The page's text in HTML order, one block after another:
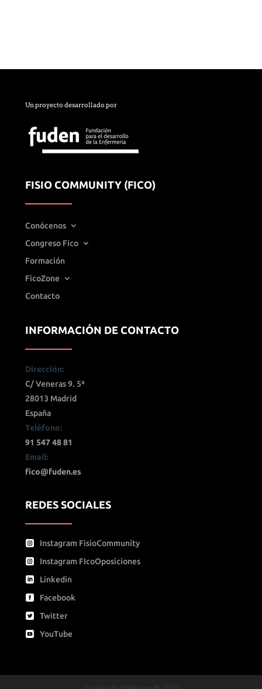
Un proyecto desarrollado por
FISIO COMMUNITY (FICO)
Conócenos
Congreso Fico
Formación
FicoZone
Contacto
INFORMACIÓN DE CONTACTO
Dirección:
C/ Veneras 9. 5ª
28013 Madrid
España
Teléfono:
91 547 48 81
Email:
fico@fuden.es
REDES SOCIALES
Instagram FisioCommunity
Instagram FIcoOposiciones
Linkedin
Facebook
Twitter
YouTube